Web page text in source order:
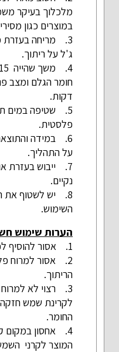
מלכלוך בעיקר
במוצרים כגון
3. מריחה
ג'ל על ריתוך.
דקות.
5. שטיפה במים
פלסטית.
6. במידה
על התהליך.
7. ייבוש בעזרת
נקיים.
8. יש לשטוף את
השימוש.
הערות שימוש
1. אסור להוסיף לפלי ג'ל מים או כל חומר לדילול.
2. אסור למרוח
הריתוך.
3. רצוי לא
לקרינת שמש
החומר.
4. אחסון במקום
המוצר לקרני